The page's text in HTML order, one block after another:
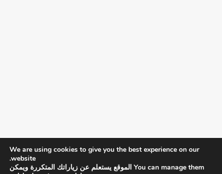
We are using cookies to give you the best experience on our
website.
You can manage them الموقع يستعلم عن زياراتك المتكررة ويمكن